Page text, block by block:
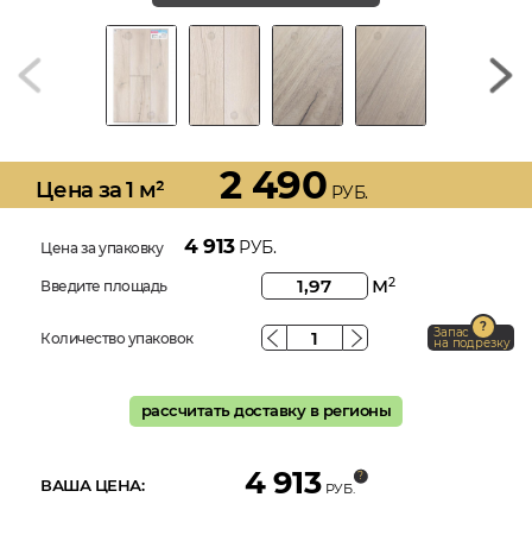
Цена за 1 м² 2 490 РУБ.
Цена за упаковку 4 913РУБ.
Введите площадь м2
Количество упаковок Запас
на подрезку
рассчитать доставку в регионы
ВАША ЦЕНА: 4 913 РУБ.